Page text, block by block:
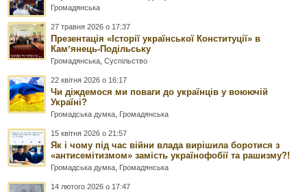
Громадянська
27 травня 2026 о 17:37
Презентація «Історії української Конституції» в
Камʼянець-Подільську
Громадянська ,Суспільство
22 квітня 2026 о 16:17
Чи діждемося ми поваги до українців у воюючій
Україні?
Громадська думка Громадянська
15 квітня 2026 о 21:57
Як і чому під час війни влада вирішила боротися з
«антисемітизмом» замість українофобії та рашизму?!
Громадська думка Громадянська
14 лютого 2026 о 17:47